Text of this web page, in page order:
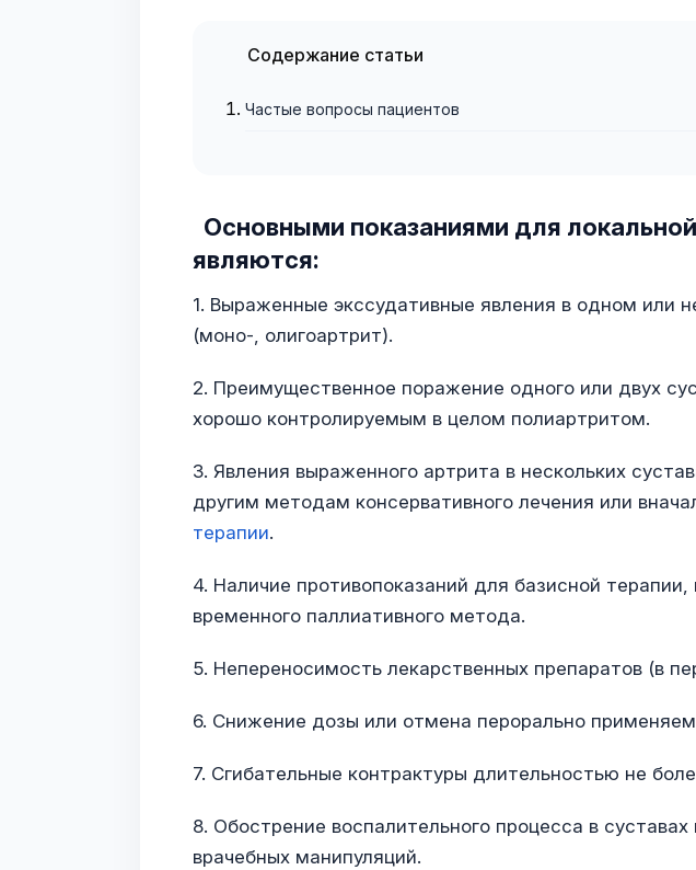
Содержание статьи
Частые вопросы пациентов
Основными показаниями для
являются:
1. Выраженные экссудативные явления в одном или
(моно-, олигоартрит).
2. Преимущественное поражение одного или двух
хорошо контролируемым в целом полиартритом.
3. Явления выраженного артрита в нескольких
другим методам консервативного лечения или
терапии.
4. Наличие противопоказаний для базисной терапии,
временного паллиативного метода.
5. Непереносимость лекарственных препаратов (в
6. Снижение дозы или отмена перорально
7. Сгибательные контрактуры длительностью не
8. Обострение воспалительного процесса в
врачебных манипуляций.